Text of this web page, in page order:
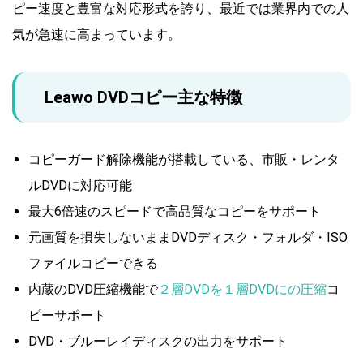
ピー速度と豊富な対応形式を誇り、最近では業界内での人
気が急速に高まっています。
Leawo DVDコピー主な特徴
コピーガード解除機能が搭載している、市販・レンタ
ルDVDに対応可能
最大6倍速のスピードで高品質なコピーをサポート
元画質を損失しないままDVDディスク・フォルダ・ISO
ファイルコピーできる
内蔵のDVD圧縮機能で２層DVDを１層DVDにの圧縮コ
ピーサポート
DVD・ブルーレイディスクの出力をサポート